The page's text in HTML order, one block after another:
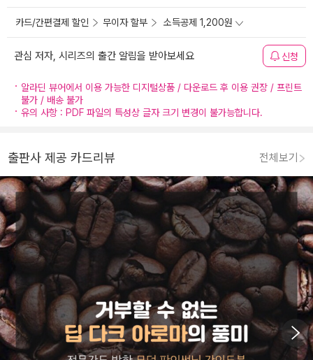
카드/간편결제 할인 무이자 할부 소득공제 1,200원
관심 저자, 시리즈의 출간 알림을 받아보세요 신청
알라딘 뷰어에서 이용 가능한 디지털상품 / 다운로드 후 이용 권장 / 프린트
불가 / 배송 불가
유의 사항 : PDF 파일의 특성상 글자 크기 변경이 불가능합니다.
출판사 제공 카드리뷰 전체보기